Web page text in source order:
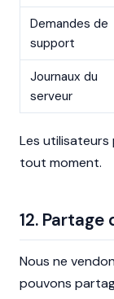
Demandes de
support
Journaux du
serveur
Les utilisateurs
tout moment.
12. Partage
Nous ne
pouvons